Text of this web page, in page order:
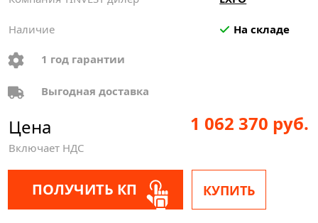
Наличие На складе
1 год гарантии
Выгодная доставка
Цена
Включает НДС
1 062 370 руб.
ПОЛУЧИТЬ КП КУПИТЬ